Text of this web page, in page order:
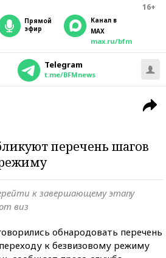
16+
прямой
эфир
Канал в
MAX
max.ru/bfm
Telegram
t.me/BFMnews
перечень шагов
к завершающему этапу
виз
обнародовать перечень
к безвизовому режиму